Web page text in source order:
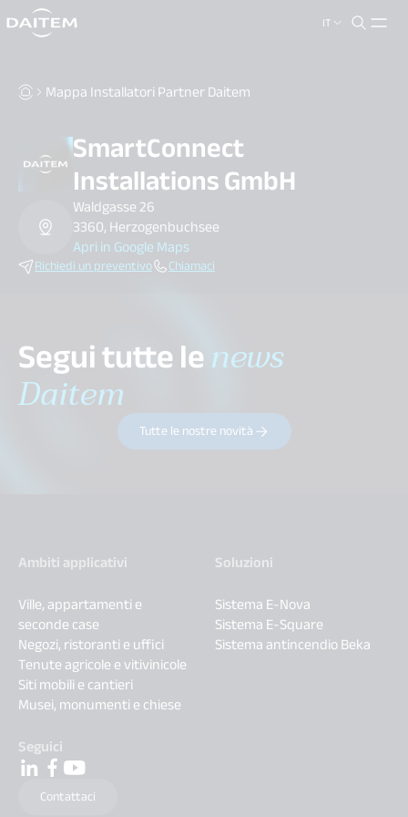
IT
search.label
Mappa Installatori Partner Daitem
SmartConnect
Installations GmbH
Waldgasse 26
3360, Herzogenbuchsee
Apri in Google Maps
Richiedi un preventivo Chiamaci
Segui tutte lenews
Daitem
Tutte le nostre novità
Ambiti applicativi
Ville, appartamenti e
seconde case
Negozi, ristoranti e uffici
Tenute agricole e vitivinicole
Siti mobili e cantieri
Musei, monumenti e chiese
Soluzioni
Sistema E-Nova
Sistema E-Square
Sistema antincendio Beka
Seguici
Contattaci